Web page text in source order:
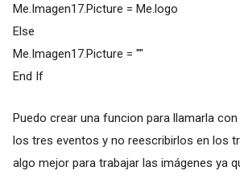
Me.Imagen17.Picture = Me.logo
Else
Me.Imagen17.Picture = ""
End If
Puedo crear una funcion para llamarla
los tres eventos y no reescribirlos en los
algo mejor para trabajar las imágenes ya